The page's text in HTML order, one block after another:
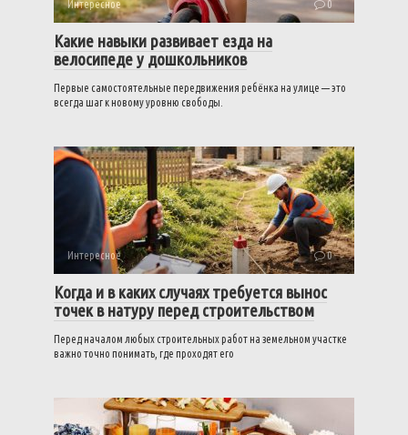
Интересное 0
Какие навыки развивает езда на
велосипеде у дошкольников
Первые самостоятельные передвижения ребёнка на улице — это
всегда шаг к новому уровню свободы.
Интересное 0
Когда и в каких случаях требуется вынос
точек в натуру перед строительством
Перед началом любых строительных работ на земельном участке
важно точно понимать, где проходят его